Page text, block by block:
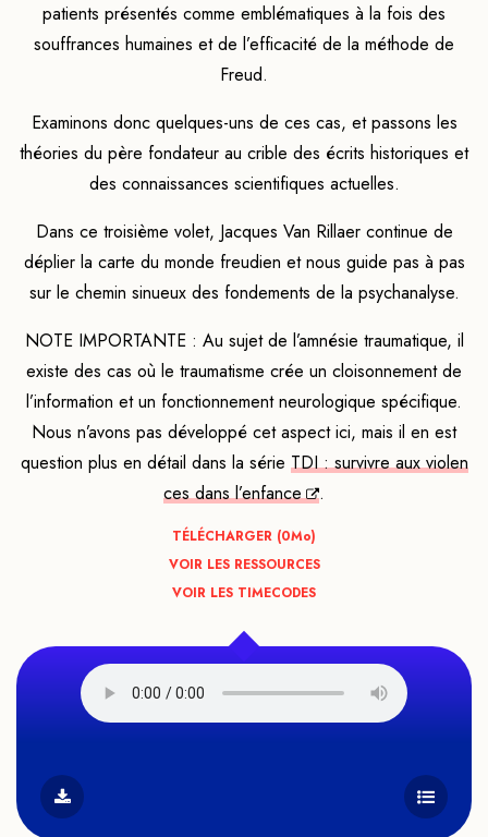
patients présentés comme emblématiques à la fois des
souffrances humaines et de l’efficacité de la méthode de
Freud.
Examinons donc quelques-uns de ces cas, et passons les
théories du père fondateur au crible des écrits historiques et
des connaissances scientifiques actuelles.
Dans ce troisième volet, Jacques Van Rillaer continue de
déplier la carte du monde freudien et nous guide pas à pas
sur le chemin sinueux des fondements de la psychanalyse.
NOTE IMPORTANTE : Au sujet de l’amnésie traumatique, il
existe des cas où le traumatisme crée un cloisonnement de
l’information et un fonctionnement neurologique spécifique.
Nous n’avons pas développé cet aspect ici, mais il en est
question plus en détail dans la série TDI : survivre aux violen
ces dans l’enfance
.
TÉLÉCHARGER (0Mo)
VOIR LES RESSOURCES
VOIR LES TIMECODES